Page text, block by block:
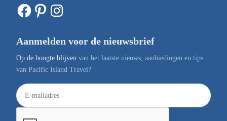
Facebook Pinterest Instagram
Aanmelden voor de nieuwsbrief
Op de hoogte blijven van het laatste nieuws, aanbiedingen en tips
van Pacific Island Travel?
E
-